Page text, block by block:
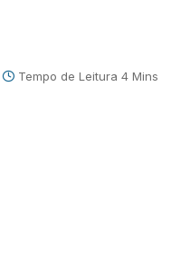
Tempo de Leitura 4 Mins